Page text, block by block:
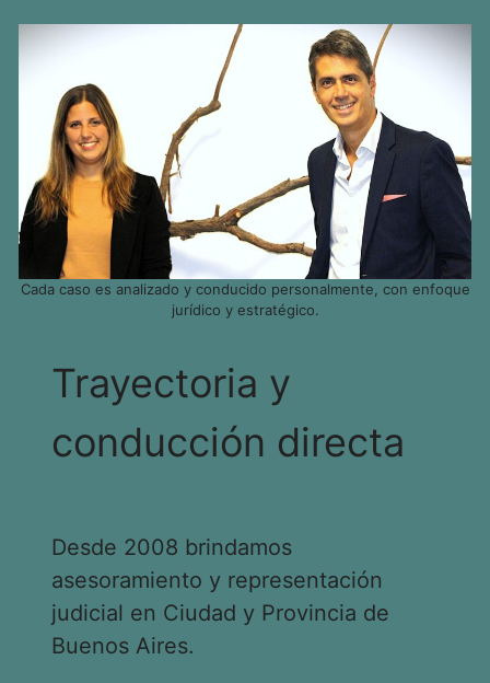
Cada caso es analizado y conducido personalmente, con enfoque
jurídico y estratégico.
Trayectoria y
conducción directa
Desde 2008 brindamos
asesoramiento y representación
judicial en Ciudad y Provincia de
Buenos Aires.